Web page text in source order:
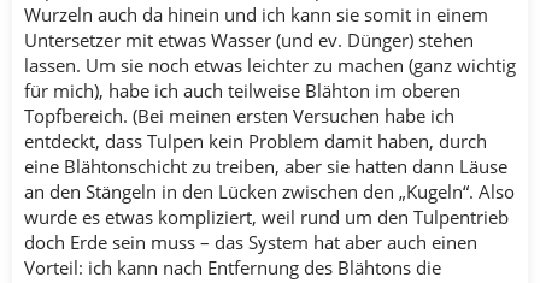
Wurzeln auch da hinein und ich kann sie somit in einem
Untersetzer mit etwas Wasser (und ev. Dünger) stehen
lassen. Um sie noch etwas leichter zu machen (ganz wichtig
für mich), habe ich auch teilweise Blähton im oberen
Topfbereich. (Bei meinen ersten Versuchen habe ich
entdeckt, dass Tulpen kein Problem damit haben, durch
eine Blähtonschicht zu treiben, aber sie hatten dann Läuse
an den Stängeln in den Lücken zwischen den „Kugeln“. Also
wurde es etwas kompliziert, weil rund um den Tulpentrieb
doch Erde sein muss – das System hat aber auch einen
Vorteil: ich kann nach Entfernung des Blähtons die